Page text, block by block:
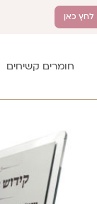
לחץ כאן
חומרים קשיחים